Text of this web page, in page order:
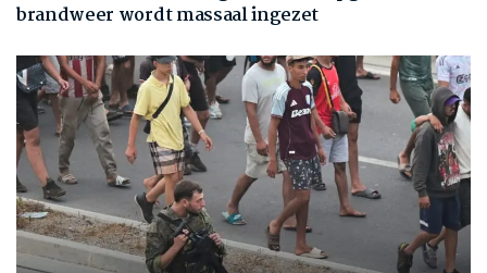
brandweer wordt massaal ingezet